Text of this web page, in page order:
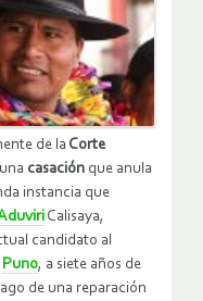
de la Corte
casación que anula
instancia que
Calisaya,
candidato al
Puno, a siete años de
de una reparación